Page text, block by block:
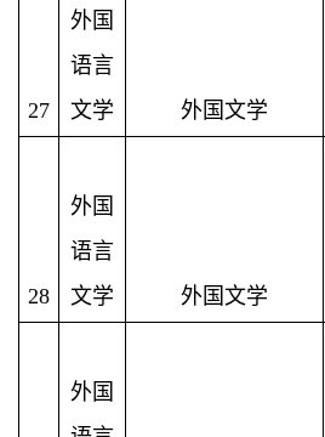
27
外国
语言
文学
外国文学
28
外国
语言
文学
外国文学
外国